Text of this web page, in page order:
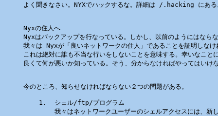
よく聞きなさい。NYXでハックするな。詳細は /.hacking にある
Nyxの住人へ
Nyxはバックアップを行なっている。しかし、以前のようにはなら
我々は Nyxが「良いネットワークの住人」であることを証明しなけ
これは絶対に誰も不当な行いをしないことを意味する。幸いなこと
良くて何が悪いか知っている。そう、分からなければやってはいけ
今のところ、知らせなければならない２つの問題がある。
    1.  シェル/ftp/プログラム
我々はネットワークユーザーのシェルアクセスには、新